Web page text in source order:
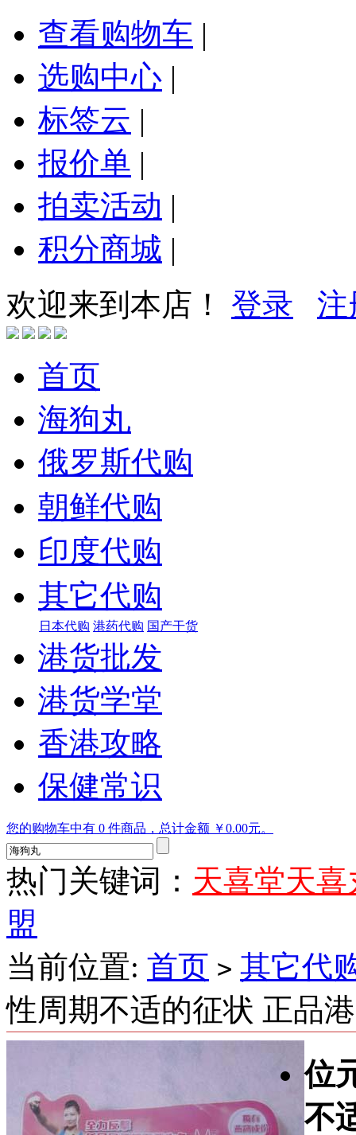
查看购物车 |
选购中心 |
标签云 |
报价单 |
拍卖活动 |
积分商城 |
欢迎来到本店！
登录 注
首页
海狗丸
俄罗斯代购
朝鲜代购
印度代购
其它代购
日本代购 港药代购 国产干货
港货批发
港货学堂
香港攻略
保健常识
您的购物车中有 0 件商品，总计金额 ￥0.00元。
热门关键词： 天喜堂天喜
盟
当前位置: 首页 > 其它代
性周期不适的征状 正品
位
不